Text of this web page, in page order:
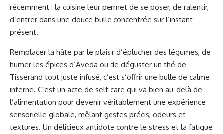
récemment : la cuisine leur permet de se poser, de ralentir,
d’entrer dans une douce bulle concentrée sur l’instant
présent.
Remplacer la hâte par le plaisir d’éplucher des légumes, de
humer les épices d’Aveda ou de déguster un thé de
Tisserand tout juste infusé, c’est s’offrir une bulle de calme
interne. C’est un acte de self-care qui va bien au-delà de
l’alimentation pour devenir véritablement une expérience
sensorielle globale, mêlant gestes précis, odeurs et
textures. Un délicieux antidote contre le stress et la fatigue